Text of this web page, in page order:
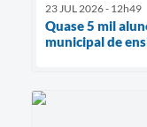
23 JUL 2026 - 12h49
Quase 5 mil
municipal de